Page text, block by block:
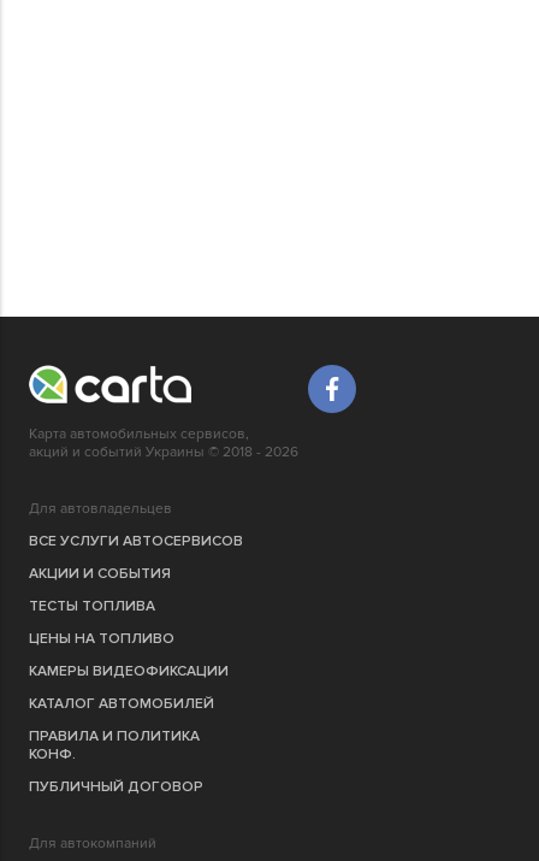
Карта автомобильных сервисов,
акций и событий Украины © 2018 - 2026
Для автовладельцев
ВСЕ УСЛУГИ АВТОСЕРВИСОВ
АКЦИИ И СОБЫТИЯ
ТЕСТЫ ТОПЛИВА
ЦЕНЫ НА ТОПЛИВО
КАМЕРЫ ВИДЕОФИКСАЦИИ
КАТАЛОГ АВТОМОБИЛЕЙ
ПРАВИЛА И ПОЛИТИКА
КОНФ.
ПУБЛИЧНЫЙ ДОГОВОР
Для автокомпаний